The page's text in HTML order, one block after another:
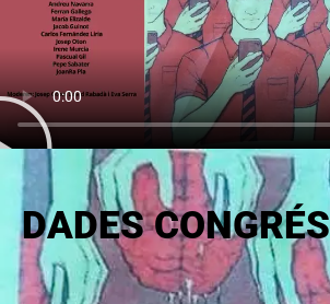
DADES CONGRÉS